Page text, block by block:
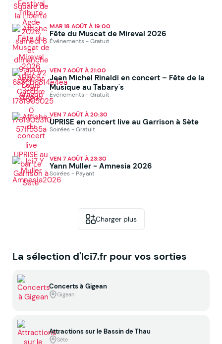
MAR 18 AOÛT À 19:00
Fête du Muscat de Mireval 2026
Événements - Gratuit
VEN 7 AOÛT À 21:00
Jean Michel Rinaldi en concert – Fête de la
Musique au Tabary's
Événements - Gratuit
VEN 7 AOÛT À 20:30
UPRISE en concert live au Garrison à Sète
Soirées - Gratuit
VEN 7 AOÛT À 23:30
Yann Muller - Amnesia 2026
Soirées - Payant
Charger plus
La sélection d'Ici7.fr pour vos sorties
Concerts à Gigean
Gigean
Attractions sur le Bassin de Thau
Sète